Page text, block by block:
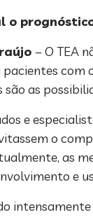
o
– O TEA
com
as
e
o
as
e